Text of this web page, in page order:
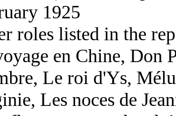
1925
roles listed in the
en Chine, Don
Le roi d'Ys,
Les noces de